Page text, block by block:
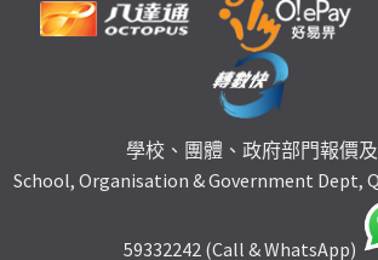
學校、團體、政府部門報價
School, Organisation & Government Dept,
59332242 (Call & WhatsApp)